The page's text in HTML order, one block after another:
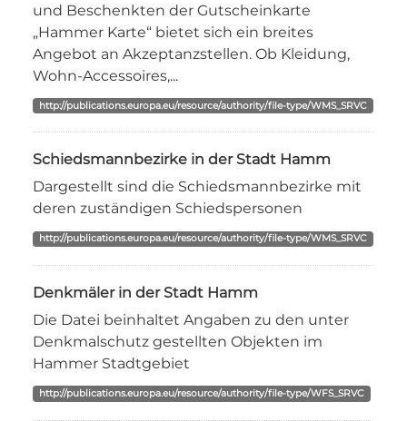
und Beschenkten der Gutscheinkarte
„Hammer Karte“ bietet sich ein breites
Angebot an Akzeptanzstellen. Ob Kleidung,
Wohn-Accessoires,...
http://publications.europa.eu/resource/authority/file-type/WMS_SRVC
Schiedsmannbezirke in der Stadt Hamm
Dargestellt sind die Schiedsmannbezirke mit
deren zuständigen Schiedspersonen
http://publications.europa.eu/resource/authority/file-type/WMS_SRVC
Denkmäler in der Stadt Hamm
Die Datei beinhaltet Angaben zu den unter
Denkmalschutz gestellten Objekten im
Hammer Stadtgebiet
http://publications.europa.eu/resource/authority/file-type/WFS_SRVC